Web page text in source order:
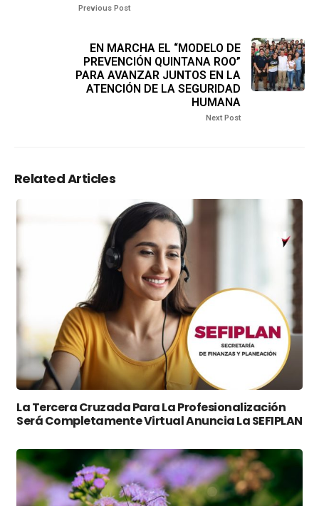
Previous Post
EN MARCHA EL “MODELO DE
PREVENCIÓN QUINTANA ROO”
PARA AVANZAR JUNTOS EN LA
ATENCIÓN DE LA SEGURIDAD
HUMANA
Next Post
Related Articles
La Tercera Cruzada Para La Profesionalización
Será Completamente Virtual Anuncia La SEFIPLAN